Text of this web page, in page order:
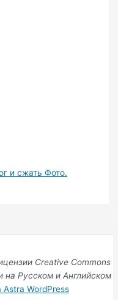
и сжать Фото.
Creative Commons
на Русском и Английском
Astra WordPress